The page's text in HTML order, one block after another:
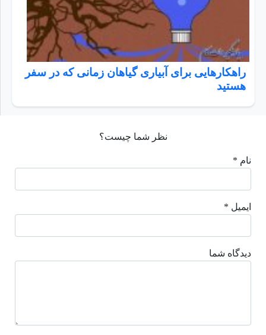
راهکارهایی برای آبیاری گیاهان زمانی که در سفر
هستید
نظر شما چیست؟
نام *
ایمیل *
دیدگاه شما